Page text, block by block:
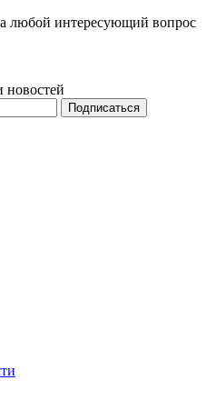
любой интересующий вопрос
новостей
Подписаться